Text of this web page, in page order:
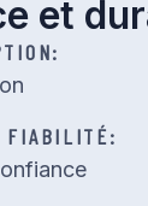
et
FIABILITÉ: